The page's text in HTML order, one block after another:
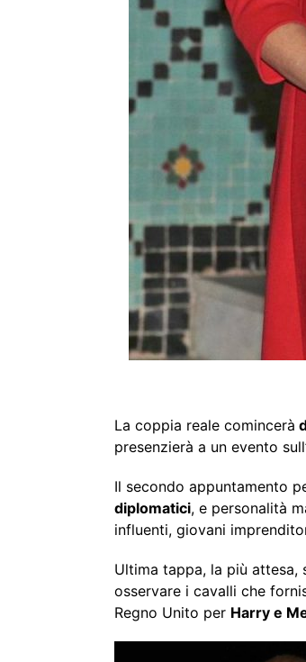
La coppia reale comincerà
presenzierà a un evento
Il secondo appuntamento
diplomatici, e personalità
influenti, giovani
Ultima tappa, la più attesa,
osservare i cavalli che
Regno Unito per Harry e